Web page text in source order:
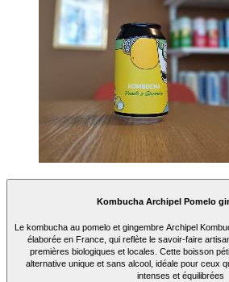
Kombucha Archipel Pomelo
Le kombucha au pomelo et gingembre Archipel
élaborée en France, qui reflète le savoir-faire
premières biologiques et locales. Cette boisson
alternative unique et sans alcool, idéale pour ceux
intenses et équilibrées